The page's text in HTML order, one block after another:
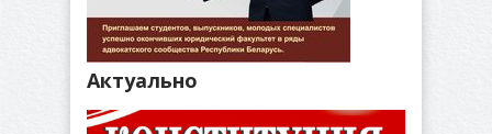
Актуально